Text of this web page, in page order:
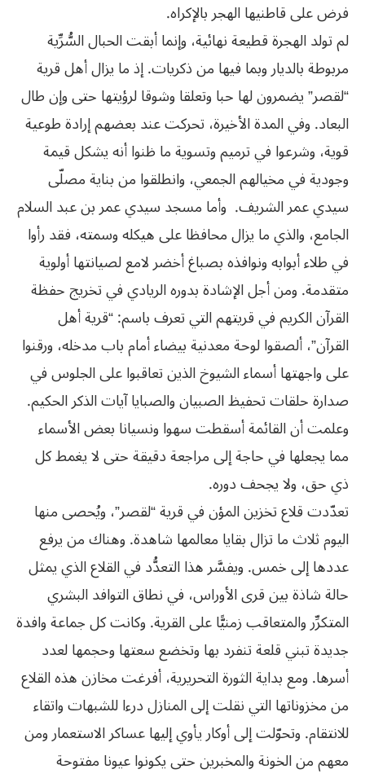
فرض على قاطنيها الهجر بالإكراه.
لم تولد الهجرة قطيعة نهائية، وإنما أبقت الحبال السُّرِّية
مربوطة بالديار وبما فيها من ذكريات. إذ ما يزال أهل قرية
“لقصر” يضمرون لها حبا وتعلقا وشوقا لرؤيتها حتى وإن طال
البعاد. وفي المدة الأخيرة، تحركت عند بعضهم إرادة طوعية
قوية، وشرعوا في ترميم وتسوية ما ظنوا أنه يشكل قيمة
وجودية في مخيالهم الجمعي، وانطلقوا من بناية مصلّى
سيدي عمر الشريف. وأما مسجد سيدي عمر بن عبد السلام
الجامع، والذي ما يزال محافظا على هيكله وسمته، فقد رأوا
في طلاء أبوابه ونوافذه بصباغ أخضر لامع لصيانتها أولوية
متقدمة. ومن أجل الإشادة بدوره الريادي في تخريج حفظة
القرآن الكريم في قريتهم التي تعرف باسم: “قرية أهل
القرآن”، ألصقوا لوحة معدنية بيضاء أمام باب مدخله، ورقنوا
على واجهتها أسماء الشيوخ الذين تعاقبوا على الجلوس في
صدارة حلقات تحفيظ الصبيان والصبايا آيات الذكر الحكيم.
وعلمت أن القائمة أسقطت سهوا ونسيانا بعض الأسماء
مما يجعلها في حاجة إلى مراجعة دقيقة حتى لا يغمط كل
ذي حق، ولا يجحف دوره.
تعدّدت قلاع تخزين المؤن في قرية “لقصر”، ويُحصى منها
اليوم ثلاث ما تزال بقايا معالمها شاهدة. وهناك من يرفع
عددها إلى خمس. ويفسَّر هذا التعدُّد في القلاع الذي يمثل
حالة شاذة بين قرى الأوراس، في نطاق التوافد البشري
المتكرِّر والمتعاقب زمنيًّا على القرية. وكانت كل جماعة وافدة
جديدة تبني قلعة تنفرد بها وتخضع سعتها وحجمها لعدد
أسرها. ومع بداية الثورة التحريرية، أفرغت مخازن هذه القلاع
من مخزوناتها التي نقلت إلى المنازل درءا للشبهات واتقاء
للانتقام. وتحوّلت إلى أوكار يأوي إليها عساكر الاستعمار ومن
معهم من الخونة والمخبرين حتى يكونوا عيونا مفتوحة